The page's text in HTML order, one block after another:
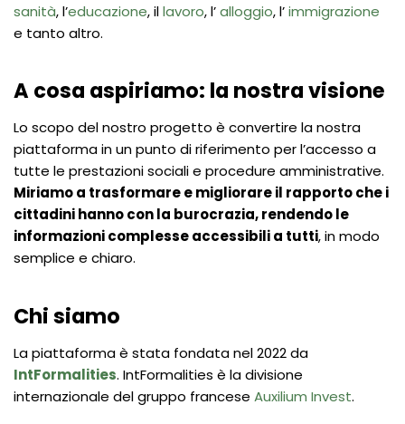
sanità, l’educazione, illavoro, l’alloggio, l’immigrazione
e tanto altro.
A cosa aspiriamo: la nostra visione
Lo scopo del nostro progetto è convertire la nostra
piattaforma in un punto di riferimento per l’accesso a
tutte le prestazioni sociali e procedure amministrative.
Miriamo a trasformare e migliorare il rapporto che i
cittadini hanno con la burocrazia, rendendo le
informazioni complesse accessibili a tutti, in modo
semplice e chiaro.
Chi siamo
La piattaforma è stata fondata nel 2022 da
IntFormalities. IntFormalities è la divisione
internazionale del gruppo francese Auxilium Invest.